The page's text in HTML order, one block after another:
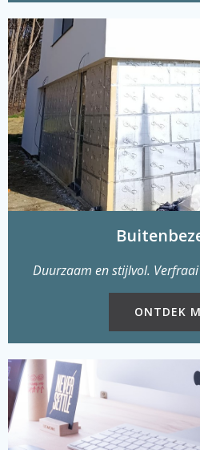
Duurzaam en stijlvol.
ONTDEK